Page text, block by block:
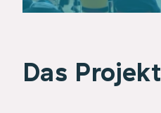
Das Projekt